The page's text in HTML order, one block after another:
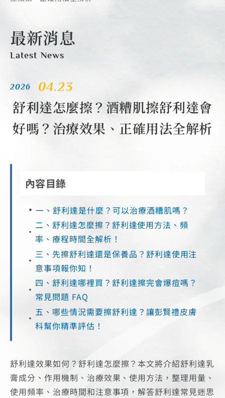
最新消息
Latest News
2026 04.23
舒利達怎麼擦？酒糟肌擦舒利達會
好嗎？治療效果、正確用法全解析
內容目錄
一、舒利達是什麼？可以治療酒糟肌嗎？
二、舒利達怎麼擦？舒利達使用方法、頻
率、療程時間全解析！
三、先擦舒利達還是保養品？舒利達使用注
意事項報你知！
四、舒利達哪裡買？舒利達擦完會爆痘嗎？
常見問題 FAQ
五、哪些情況需要擦舒利達？讓彭賢禮皮膚
科幫你精準評估！
舒利達效果如何？ 舒利達怎麼擦？本文將介紹舒利達乳
膏成分、作用機制、治療效果、使用方法，整理用量、
使用頻率、治療時間和注意事項，解答舒利達常見迷思